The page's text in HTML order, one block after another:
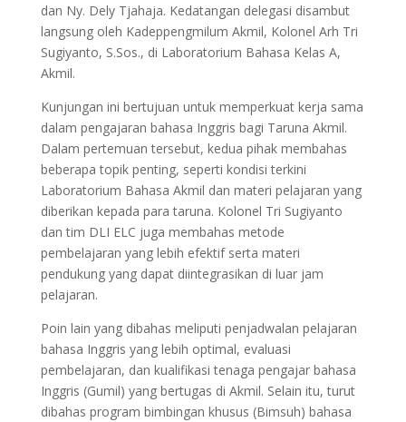
dan Ny. Dely Tjahaja. Kedatangan delegasi disambut
langsung oleh Kadeppengmilum Akmil, Kolonel Arh Tri
Sugiyanto, S.Sos., di Laboratorium Bahasa Kelas A,
Akmil.
Kunjungan ini bertujuan untuk memperkuat kerja sama
dalam pengajaran bahasa Inggris bagi Taruna Akmil.
Dalam pertemuan tersebut, kedua pihak membahas
beberapa topik penting, seperti kondisi terkini
Laboratorium Bahasa Akmil dan materi pelajaran yang
diberikan kepada para taruna. Kolonel Tri Sugiyanto
dan tim DLI ELC juga membahas metode
pembelajaran yang lebih efektif serta materi
pendukung yang dapat diintegrasikan di luar jam
pelajaran.
Poin lain yang dibahas meliputi penjadwalan pelajaran
bahasa Inggris yang lebih optimal, evaluasi
pembelajaran, dan kualifikasi tenaga pengajar bahasa
Inggris (Gumil) yang bertugas di Akmil. Selain itu, turut
dibahas program bimbingan khusus (Bimsuh) bahasa